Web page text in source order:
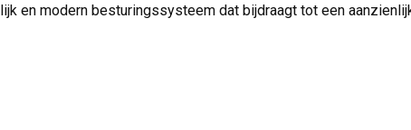
en modern besturingssysteem dat bijdraagt tot een